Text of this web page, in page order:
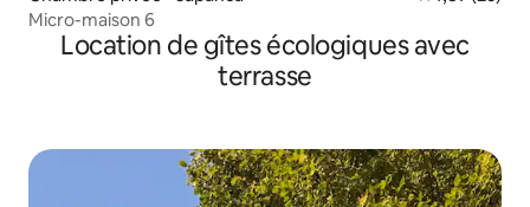
Micro-maison 6
Location de gîtes écologiques avec
terrasse